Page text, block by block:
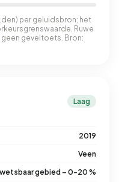
per geluidsbron; het
Ruwe
geen geveltoets. Bron:
Laag
2019
Veen
gebied – 0-20 %